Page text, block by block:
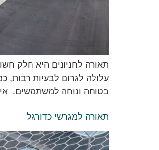
תאורה לחניונים היא חלק
עלולה לגרום לבעיות רבות,
בטוחה ונוחה למשתמשים.
תאורה למגרשי כדורגל